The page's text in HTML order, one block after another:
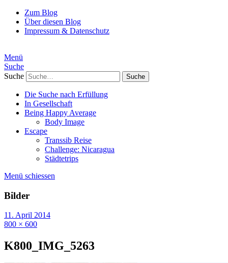
Zum Blog
Über diesen Blog
Impressum & Datenschutz
Menü
Suche
Suche
Die Suche nach Erfüllung
In Gesellschaft
Being Happy Average
Body Image
Escape
Transsib Reise
Challenge: Nicaragua
Städtetrips
Menü schiessen
Bilder
11. April 2014
800 × 600
K800_IMG_5263